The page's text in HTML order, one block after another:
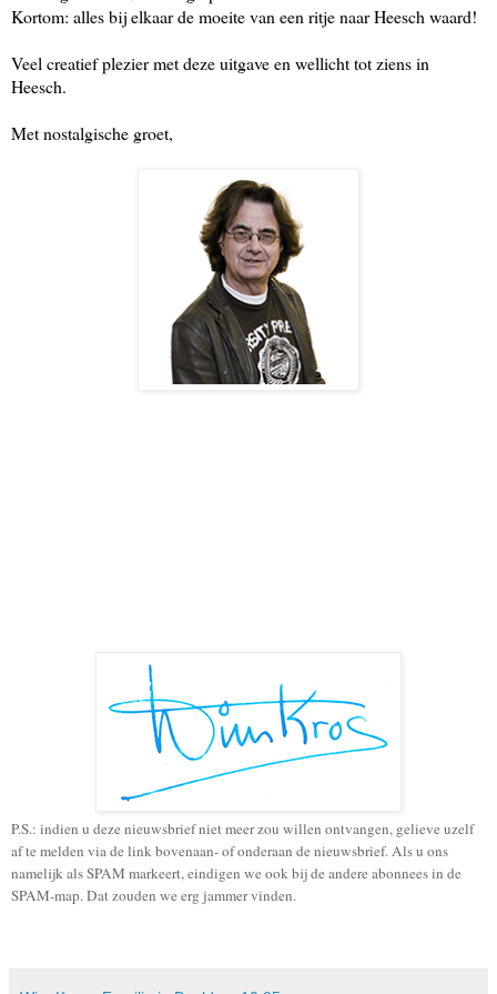
Kortom: alles bij elkaar de moeite van een ritje naar Heesch waard!
Veel creatief plezier met deze uitgave en wellicht tot ziens in
Heesch.
Met nostalgische groet,
P.S.: indien u deze nieuwsbrief niet meer zou willen ontvangen, gelieve uzelf
af te melden via de link bovenaan- of onderaan de nieuwsbrief. Als u ons
namelijk als SPAM markeert, eindigen we ook bij de andere abonnees in de
SPAM-map. Dat zouden we erg jammer vinden.